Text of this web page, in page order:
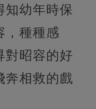
知幼年時保
，種種感
對昭容的好
奔相救的戲